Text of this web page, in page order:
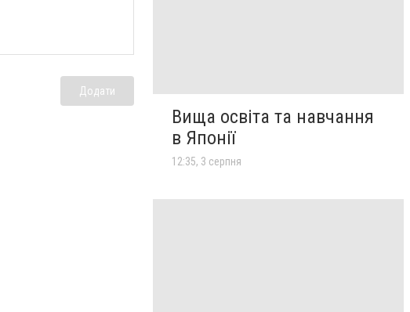
Додати
Вища освіта та навчання
в Японії
12:35, 3 серпня